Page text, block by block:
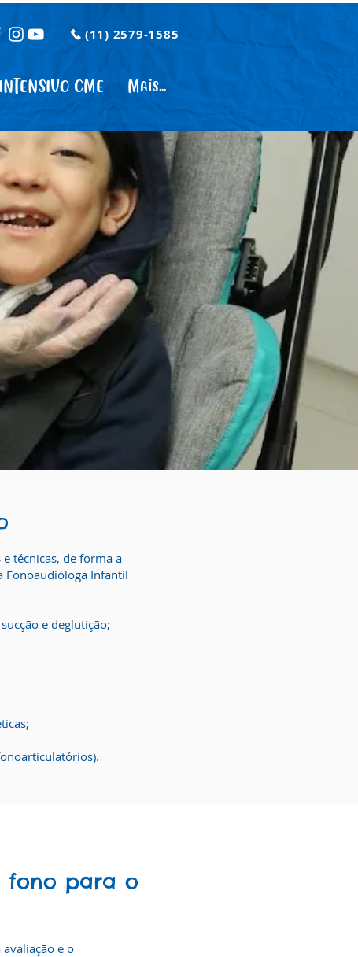
técnicas, de forma a
Fonoaudióloga Infantil
e deglutição;
fono para o
e o
(11) 2579-1585
INTENSIVO CME Mais...